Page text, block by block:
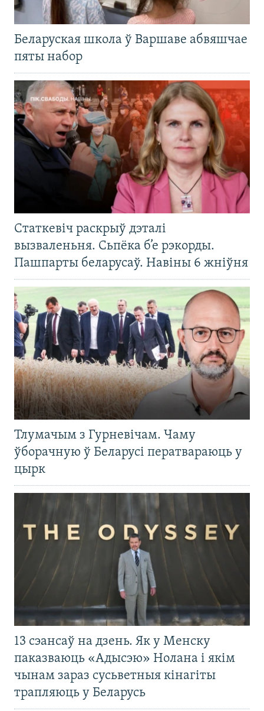
Беларуская школа ў Варшаве абвяшчае
пяты набор
Статкевіч раскрыў дэталі
вызваленьня. Сьпёка б’е рэкорды.
Пашпарты беларусаў. Навіны 6 жніўня
Тлумачым з Гурневічам. Чаму
ўборачную ў Беларусі ператвараюць у
цырк
13 сэансаў на дзень. Як у Менску
паказваюць «Адысэю» Нолана і якім
чынам зараз сусьветныя кінагіты
трапляюць у Беларусь